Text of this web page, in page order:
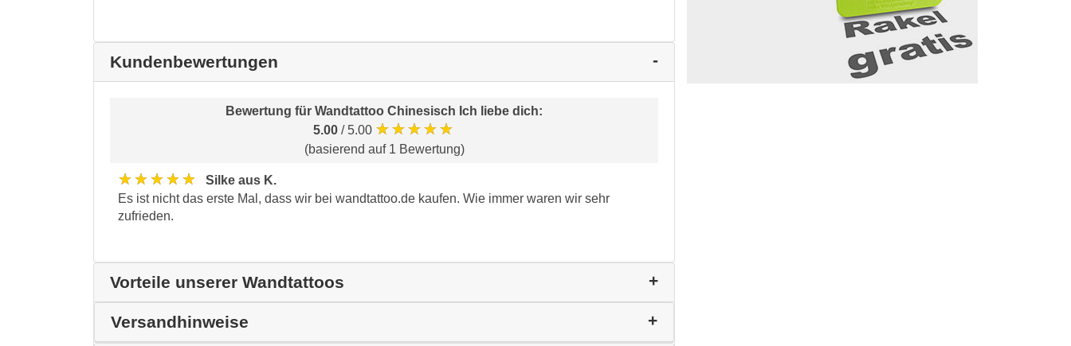
Kundenbewertungen
Bewertung für Wandtattoo Chinesisch Ich liebe dich:
5.00 / 5.00 ★★★★★
(basierend auf 1 Bewertung)
★★★★★
Silke aus K.
Es ist nicht das erste Mal, dass wir bei wandtattoo.de kaufen. Wie immer waren wir sehr
zufrieden.
Vorteile unserer Wandtattoos
Versandhinweise